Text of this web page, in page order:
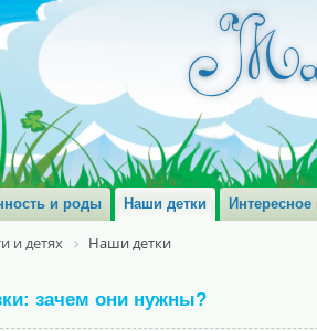
и роды Наши детки
и детях Наши детки
зачем они нужны?